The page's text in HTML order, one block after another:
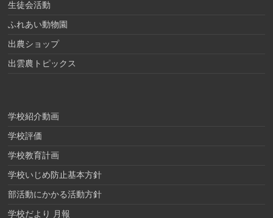
生徒会活動
ふれあい動物園
出農ショップ
出雲農トピックス
学校紹介動画
学校評価
学校教育計画
学校いじめ防止基本方針
部活動にかかる活動方針
学校だより 月報